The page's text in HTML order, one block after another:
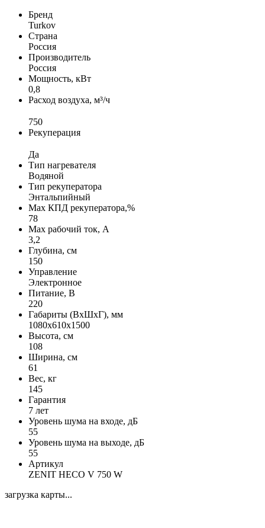
Бренд
Turkov
Страна
Россия
Производитель
Россия
Мощность, кВт
0,8
Расход воздуха, м³/ч
750
Рекуперация
Да
Тип нагревателя
Водяной
Тип рекуператора
Энтальпийный
Max КПД рекуператора,%
78
Max рабочий ток, А
3,2
Глубина, см
150
Управление
Электронное
Питание, В
220
Габариты (ВхШхГ), мм
1080x610x1500
Высота, см
108
Ширина, см
61
Вес, кг
145
Гарантия
7 лет
Уровень шума на входе, дБ
55
Уровень шума на выходе, дБ
55
Артикул
ZENIT HECO V 750 W
загрузка карты...